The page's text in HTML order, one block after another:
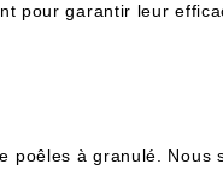
pour garantir leur
à granulé.